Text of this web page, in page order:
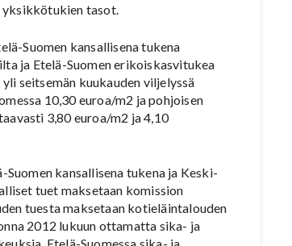
yksikkötukien tasot.
Suomen kansallisena tukena
ja Etelä-Suomen erikoiskasvitukea
seitsemän kuukauden viljelyssä
10,30 euroa/m2 ja pohjoisen
3,80 euroa/m2 ja 4,10
kansallisena tukena ja Keski-
tuet maksetaan komission
tuesta maksetaan kotieläintalouden
2012 lukuun ottamatta sika- ja